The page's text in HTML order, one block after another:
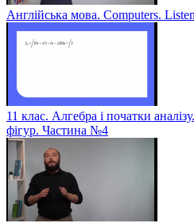
Англійська мова. Computers.
11 клас. Алгебра і початки
фігур. Частина №4